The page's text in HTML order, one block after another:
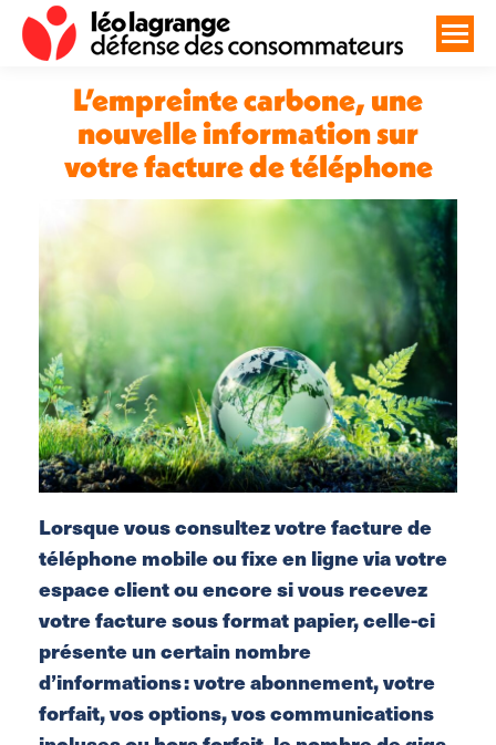
L’empreinte carbone, une
nouvelle information sur
votre facture de téléphone
Vous êtes ici :
Lorsque vous consultez votre facture de
téléphone mobile ou fixe en ligne via votre
espace client ou encore si vous recevez
votre facture sous format papier, celle-ci
présente un certain nombre
d’informations : votre abonnement, votre
forfait, vos options, vos communications